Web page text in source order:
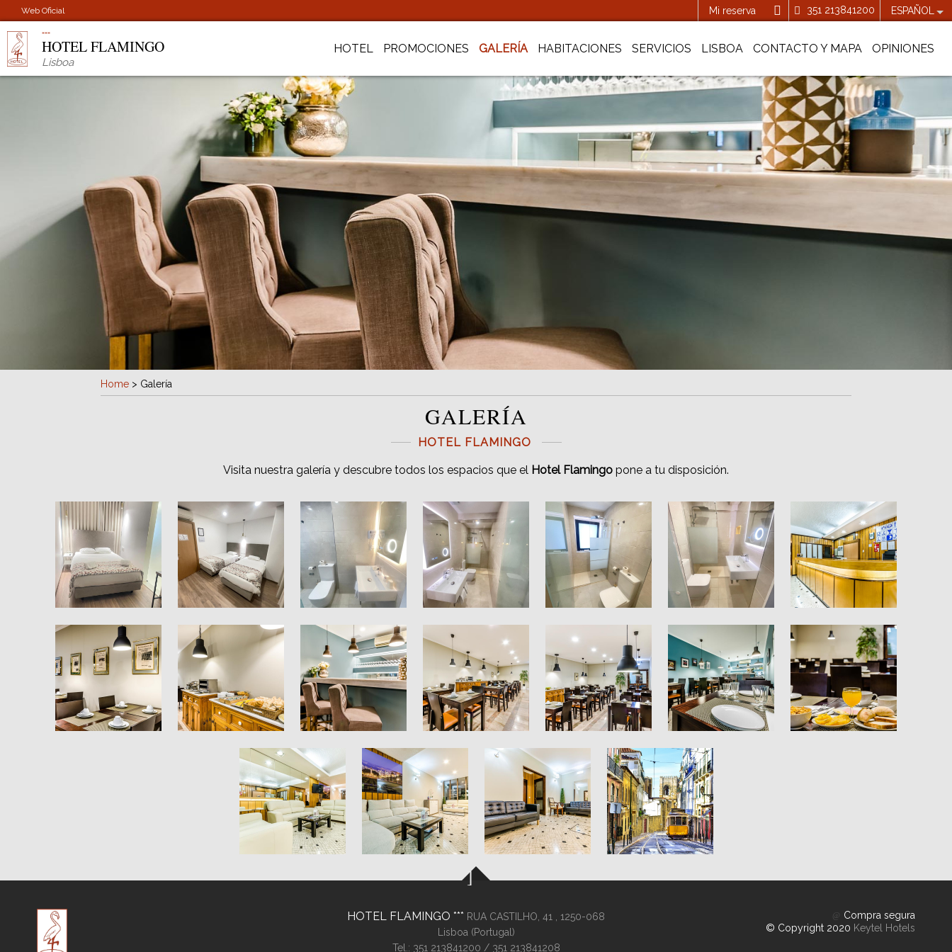
Web Oficial Mi reserva 351 213841200 ESPAÑOL
HOTEL FLAMINGO
Lisboa
HOTEL PROMOCIONES GALERÍA HABITACIONES SERVICIOS LISBOA CONTACTO Y MAPA OPINIONES
Home > Galería
GALERÍA
HOTEL FLAMINGO
Visita nuestra galería y descubre todos los espacios que el Hotel Flamingo pone a tu disposición.
HOTEL FLAMINGO RUA CASTILHO, 41 , 1250-068
Lisboa (Portugal)
Tel.: 351 213841200 / 351 213841208
Compra segura
© Copyright 2020 Keytel Hotels